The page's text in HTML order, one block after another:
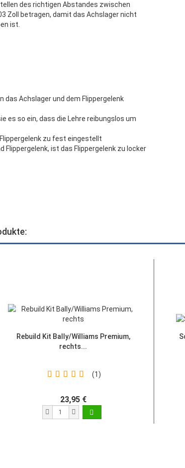
des richtigen Abstandes zwischen
Zoll betragen, damit das Achslager nicht
ist.
das Achslager und dem Flippergelenk
es so ein, dass die Lehre reibungslos um
zu fest eingestellt
Flippergelenk, ist das Flippergelenk zu locker
Rebuild Kit Bally/Williams Premium,
rechts...
1
23,95 €